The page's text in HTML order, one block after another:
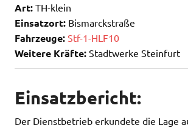
Art: TH-klein
Einsatzort: Bismarckstraße
Fahrzeuge: Stf-1-HLF10
Weitere Kräfte: Stadtwerke Steinfurt
Einsatzbericht:
Der Dienstbetrieb erkundete die Lage